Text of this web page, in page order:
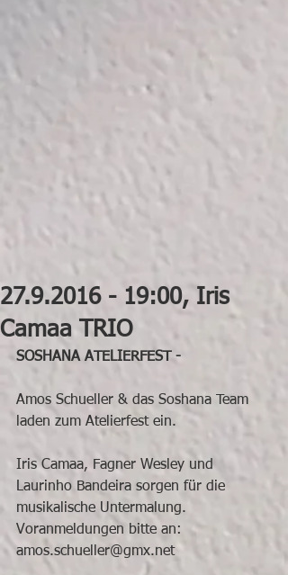
27.9.2016 - 19:00, Iris
Camaa TRIO
SOSHANA ATELIERFEST -
Amos Schueller & das Soshana Team
laden zum Atelierfest ein.
Iris Camaa, Fagner Wesley und
Laurinho Bandeira sorgen für die
musikalische Untermalung.
Voranmeldungen bitte an:
amos.schueller@gmx.net